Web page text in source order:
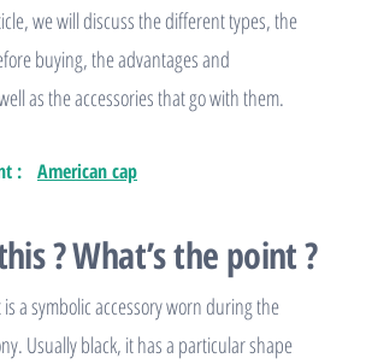
we will discuss the different types, the
buying, the advantages and
as the accessories that go with them.
: American cap
? What’s the point ?
a symbolic accessory worn during the
Usually black, it has a particular shape